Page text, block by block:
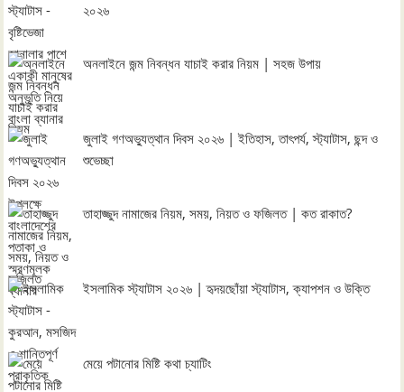
২০২৬
অনলাইনে জন্ম নিবন্ধন যাচাই করার নিয়ম | সহজ উপায়
জুলাই গণঅভ্যুত্থান দিবস ২০২৬ | ইতিহাস, তাৎপর্য, স্ট্যাটাস, ছন্দ ও
শুভেচ্ছা
তাহাজ্জুদ নামাজের নিয়ম, সময়, নিয়ত ও ফজিলত | কত রাকাত?
ইসলামিক স্ট্যাটাস ২০২৬ | হৃদয়ছোঁয়া স্ট্যাটাস, ক্যাপশন ও উক্তি
মেয়ে পটানোর মিষ্টি কথা চ্যাটিং